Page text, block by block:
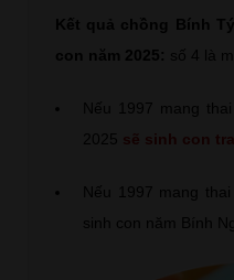
Kết quả chồng Bính
con năm 2025:
số 4 là
Nếu 1997 mang
2025 sẽ sinh con
Nếu 1997 mang
sinh con năm Bính